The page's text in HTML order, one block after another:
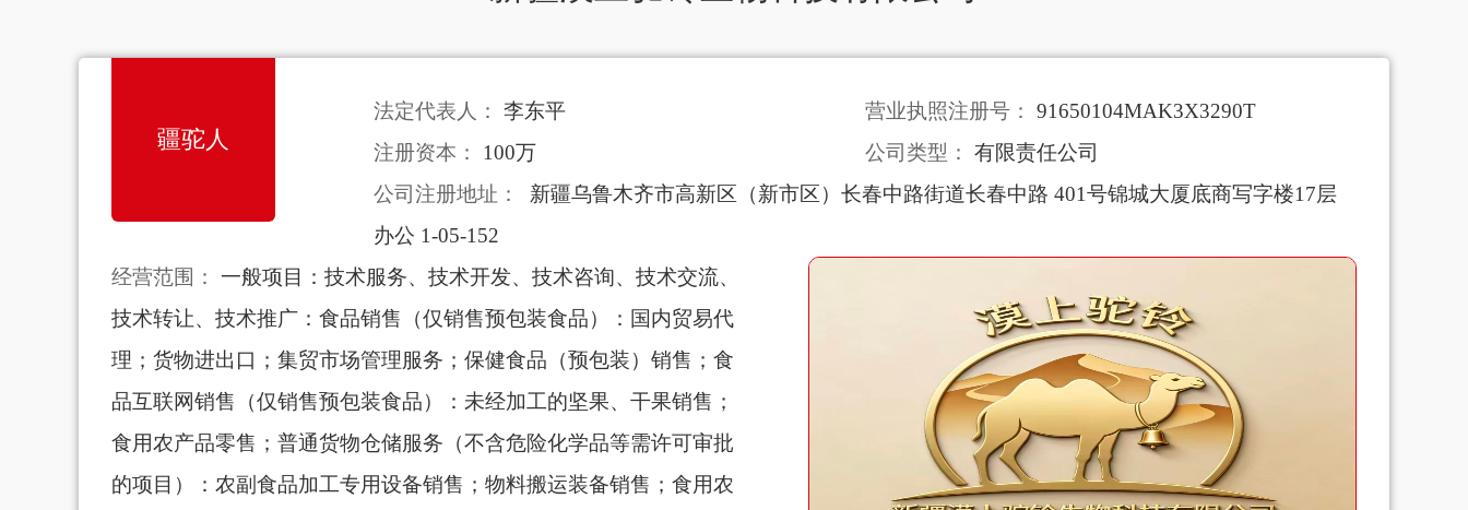
疆驼人
法定代表人： 李东平 营业执照注册号：
91650104MAK3X3290T
注册资本：
100万 公司类型：
有限责任公司
公司注册地址：
新疆乌鲁木齐市高新区（新市区）长春中路街道长春中路 401号锦城大厦底商写字楼17层
办公 1-05-152
经营范围：
一般项目：技术服务、技术开发、技术咨询、技术交流、
技术转让、技术推广：食品销售（仅销售预包装食品）：国内贸易代
理；货物进出口；集贸市场管理服务；保健食品（预包装）销售；食
品互联网销售（仅销售预包装食品）：未经加工的坚果、干果销售；
食用农产品零售；普通货物仓储服务（不含危险化学品等需许可审批
的项目）：农副食品加工专用设备销售；物料搬运装备销售；食用农